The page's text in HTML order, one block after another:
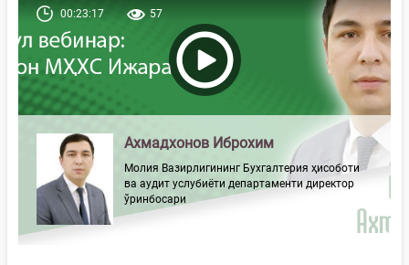
00:23:17 57
Ахмадхонов Иброхим
Молия Вазирлигининг Бухгалтерия ҳисоботи
ва аудит услубиёти департаменти директор
ўринбосари